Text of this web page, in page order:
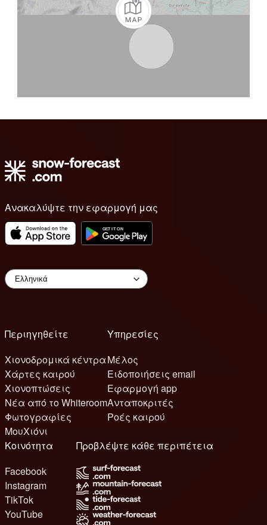
Ανακαλύψτε την εφαρμογή μας
Περιηγηθείτε
Χιονοδρομικά κέντρα
Χάρτες καιρού
Χιονοπτώσεις
Νέα από το Whiteroom
Φωτογραφίες
ΜουΧιόνι
Υπηρεσίες
Μέλος
Ειδοποιήσεις email
Εφαρμογή app
Ανταποκριτές
Ροές καιρού
Κοινότητα
Facebook
Instagram
TikTok
YouTube
Προβλέψτε κάθε περιπέτεια